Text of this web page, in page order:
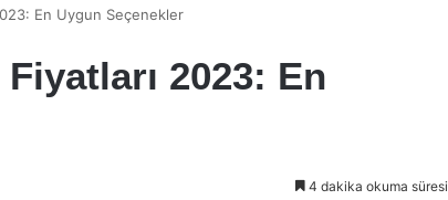
En Uygun Seçenekler
2023: En
4 dakika okuma süresi